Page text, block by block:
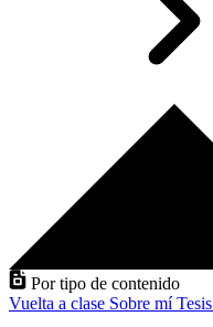
Por tipo de contenido
Vuelta a clase Sobre míTesis